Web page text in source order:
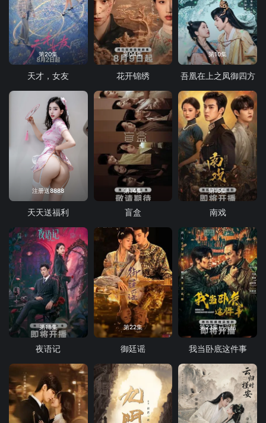
第20集
天才，女友
第04集
花开锦绣
第10集
吾凰在上之凤御四方
注册送8888
天天送福利
第14集
盲盒
第15集
南戏
第18集
夜语记
第22集
御廷谣
第23集已完结
我当卧底这件事